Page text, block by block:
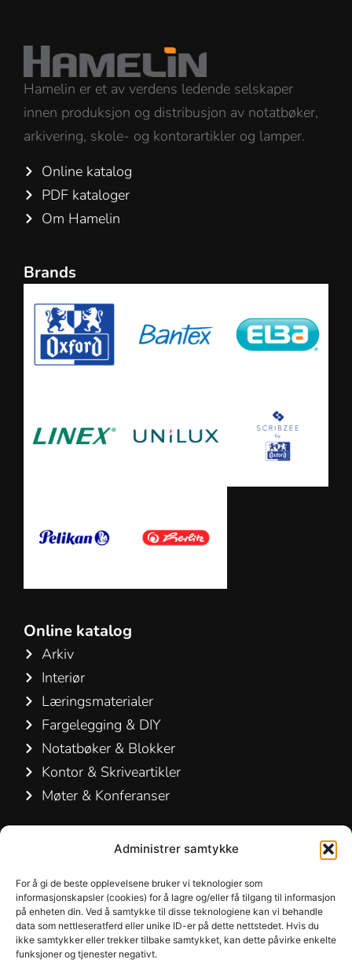
Administrer samtykke
For å gi de beste opplevelsene bruker vi teknologier som
informasjonskapsler (cookies) for å lagre og/eller få tilgang til informasjon
på enheten din. Ved å samtykke til disse teknologiene kan vi behandle
data som nettleseratferd eller unike ID-er på dette nettstedet. Hvis du
ikke samtykker eller trekker tilbake samtykket, kan dette påvirke enkelte
funksjoner og tjenester negativt.
Hamelin er et av verdens ledende selskaper
innen produksjon og distribusjon av notatbøker,
arkivering, skole- og kontorartikler og lamper.
Online katalog
PDF kataloger
Om Hamelin
Brands
Online katalog
Arkiv
Interiør
Læringsmaterialer
Fargelegging & DIY
Notatbøker & Blokker
Kontor & Skriveartikler
Møter & Konferanser
Hirsemarken 5, st. th.
3520 Farum
Danmark